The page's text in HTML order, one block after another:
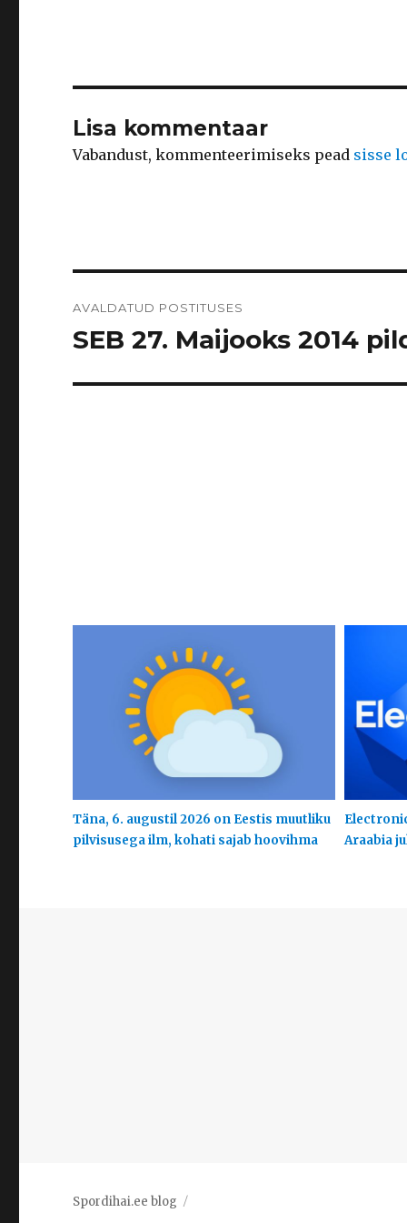
Lisa kommentaar
Vabandust, kommenteerimiseks pead sisse
AVALDATUD POSTITUSES
SEB 27. Maijooks 2014
Täna, 6. augustil 2026 on Eestis muutliku
pilvisusega ilm, kohati sajab hoovihma
Araabia
Spordihai.ee blog